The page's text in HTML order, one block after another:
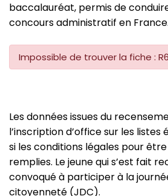
baccalauréat, permis de
concours administratif en France.
Impossible de trouver la fiche :
Les données issues du
l’inscription d’office sur les listes
si les conditions légales pour
remplies. Le jeune qui s’est fait
convoqué à participer à la
citoyenneté (JDC).